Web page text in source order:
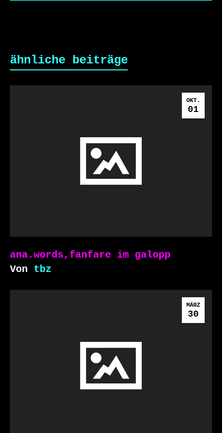
ähnliche beiträge
OKT.
01
ana.words,fanfare im galopp
Von tbz
MÄRZ
30